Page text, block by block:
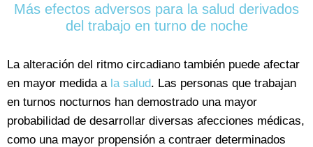
Más efectos adversos para la salud derivados
del trabajo en turno de noche
La alteración del ritmo circadiano también puede afectar
en mayor medida a la salud. Las personas que trabajan
en turnos nocturnos han demostrado una mayor
probabilidad de desarrollar diversas afecciones médicas,
como una mayor propensión a contraer determinados